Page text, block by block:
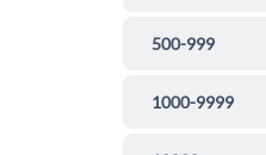
500-999
1000-9999